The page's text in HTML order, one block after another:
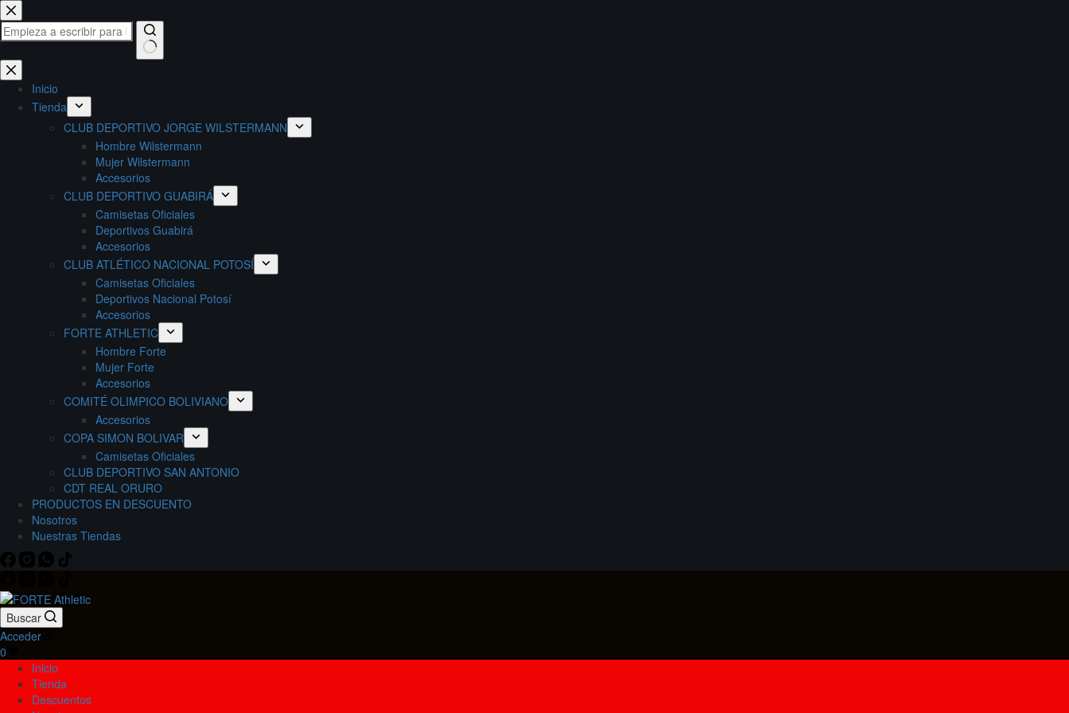
Saltar
al
contenido
Sin
resultados
Inicio
Tienda
CLUB DEPORTIVO JORGE WILSTERMANN
Hombre Wilstermann
Mujer Wilstermann
Accesorios
CLUB DEPORTIVO GUABIRÁ
Camisetas Oficiales
Deportivos Guabirá
Accesorios
CLUB ATLÉTICO NACIONAL POTOSÍ
Camisetas Oficiales
Deportivos Nacional Potosí
Accesorios
FORTE ATHLETIC
Hombre Forte
Mujer Forte
Accesorios
COMITÉ OLIMPICO BOLIVIANO
Accesorios
COPA SIMON BOLIVAR
Camisetas Oficiales
CLUB DEPORTIVO SAN ANTONIO
CDT REAL ORURO
PRODUCTOS EN DESCUENTO
Nosotros
Nuestras Tiendas
Buscar
Acceder
Carro
compra
0
Inicio
Tienda
Descuentos